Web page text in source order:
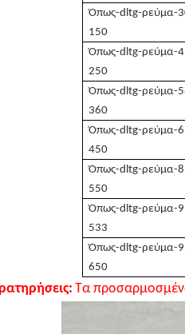
Όπως-dltg-ρεύμα-
150
Όπως-dltg-ρεύμα-
250
Όπως-dltg-ρεύμα-
360
Όπως-dltg-ρεύμα-
450
Όπως-dltg-ρεύμα-
550
Όπως-dltg-ρεύμα-
533
Όπως-dltg-ρεύμα-
650
Τα